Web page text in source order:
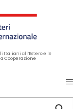
Italiani all’Estero e le
Cooperazione